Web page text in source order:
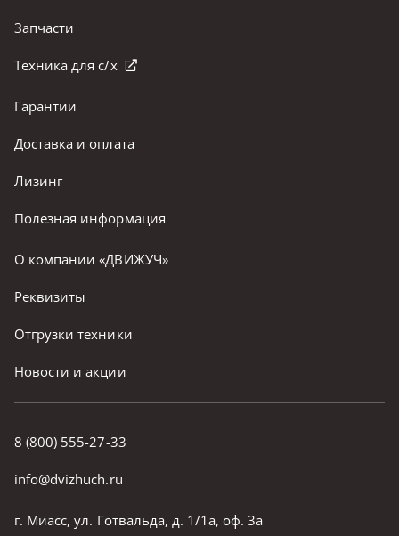
8 (800) 555-27-33
info@dvizhuch.ru
г. Миасс, ул. Готвальда, д. 1/1а, оф. 3а
Запчасти
Техника для с/х
Гарантии
Доставка и оплата
Лизинг
Полезная информация
О компании «ДВИЖУЧ»
Реквизиты
Отгрузки техники
Новости и акции